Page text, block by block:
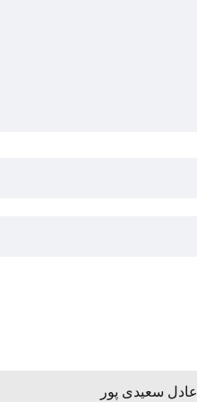
عادل سعیدی پور